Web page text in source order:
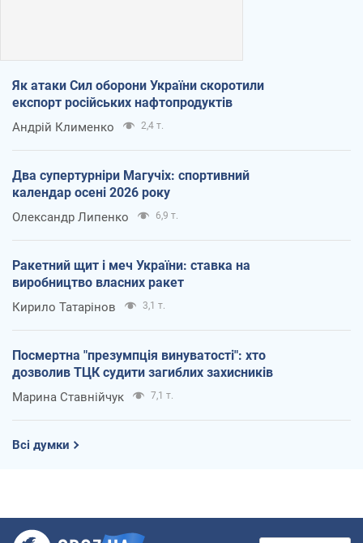
Як атаки Сил оборони України скоротили
експорт російських нафтопродуктів
Андрій Клименко 2,4 т.
Два супертурніри Магучіх: спортивний
календар осені 2026 року
Олександр Липенко 6,9 т.
Ракетний щит і меч України: ставка на
виробництво власних ракет
Кирило Татарінов 3,1 т.
Посмертна "презумпція винуватості": хто
дозволив ТЦК судити загиблих захисників
Марина Ставнійчук 7,1 т.
Всі думки